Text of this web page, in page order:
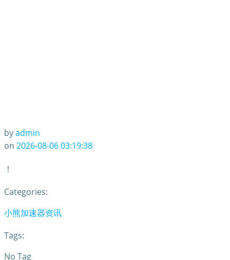
byadmin
on 2026-08-06 03:19:38
！
Categories:
小熊加速器资讯
Tags:
No Tag